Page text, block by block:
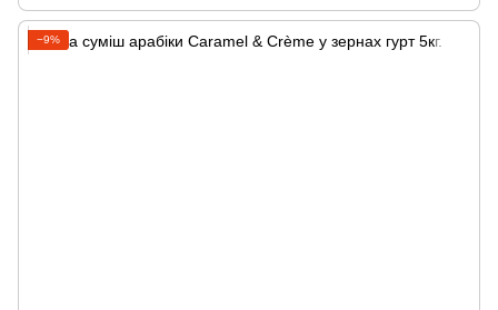
−9%